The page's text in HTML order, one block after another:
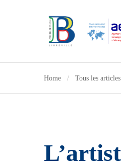
Home Tous les articles